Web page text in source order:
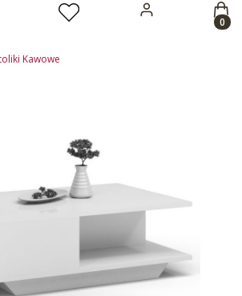
wyszukiwarkę
Kawowe